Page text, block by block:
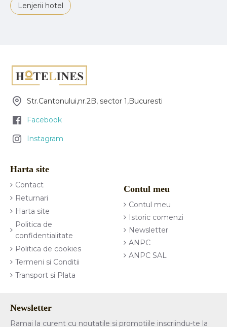
Lenjerii hotel
Str.Cantonului,nr.2B, sector 1,Bucuresti
Facebook
Instagram
Harta site
Contact
Returnari
Harta site
Politica de
confidentialitate
Politica de cookies
Termeni si Conditii
Transport si Plata
Contul meu
Contul meu
Istoric comenzi
Newsletter
ANPC
ANPC SAL
Newsletter
Ramai la curent cu noutatile si promotiile inscriindu-te la